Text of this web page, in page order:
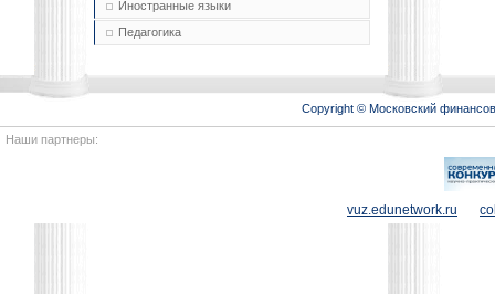
Иностранные языки
Педагогика
Copyright © Московский
Наши партнеры:
vuz.edunetwork.ru